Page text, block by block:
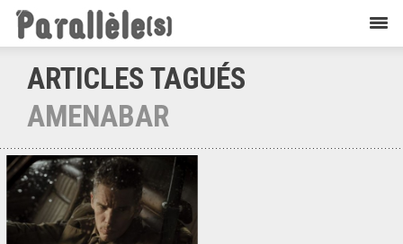
ARTICLES TAGUÉS
AMENABAR